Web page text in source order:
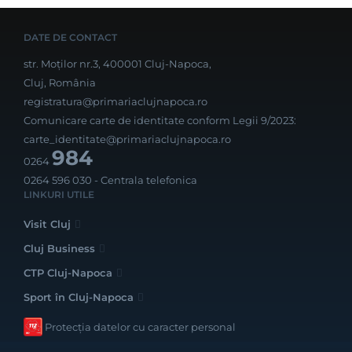
DATE DE CONTACT
str. Moților nr.3, 400001 Cluj-Napoca,
Cluj, România
registratura@primariaclujnapoca.ro
Comunicare carte de identitate conform Legii 9/2023:
carte_identitate@primariaclujnapoca.ro
0264984
0264 596 030 - Centrala telefonica
LINKURI UTILE
Visit Cluj
Cluj Business
CTP Cluj-Napoca
Sport în Cluj-Napoca
Protecția datelor cu caracter personal